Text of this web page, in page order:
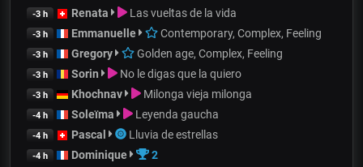
-3 h Renata Las vueltas de la vida
-3 h Emmanuelle Contemporary, Complex, Feeling
-3 h Gregory Golden age, Complex, Feeling
-3 h Sorin No le digas que la quiero
-3 h Khochnav Milonga vieja milonga
-4 h Soleïma Leyenda gaucha
-4 h Pascal Lluvia de estrellas
-4 h Dominique 2